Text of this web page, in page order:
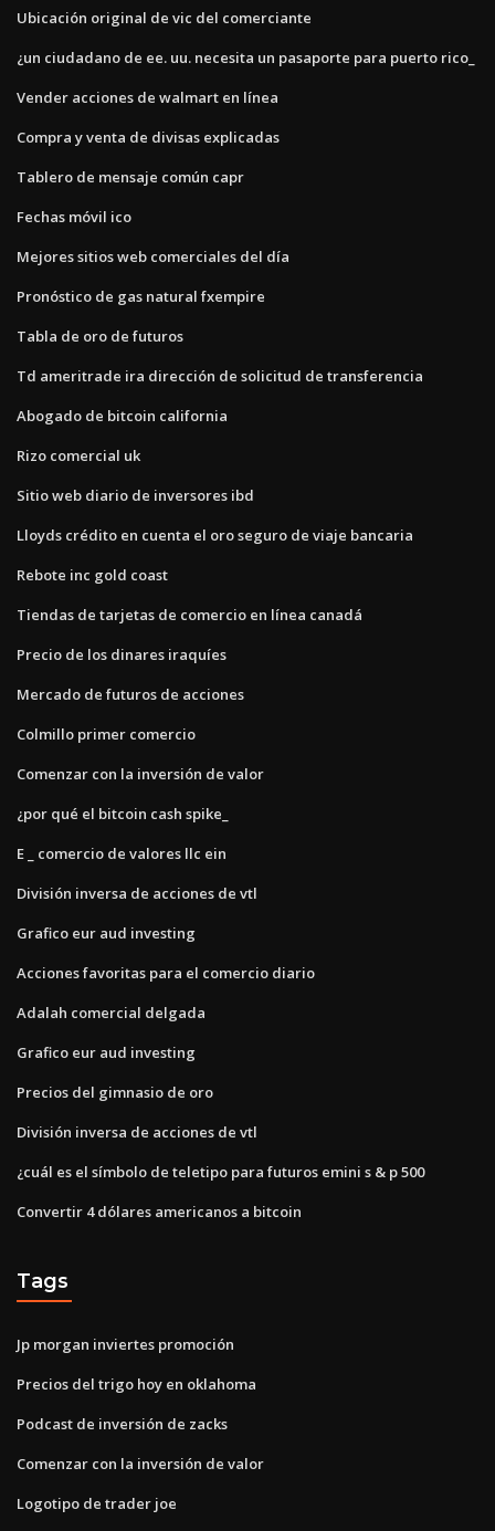
Ubicación original de vic del comerciante
¿un ciudadano de ee. uu. necesita un pasaporte para puerto rico_
Vender acciones de walmart en línea
Compra y venta de divisas explicadas
Tablero de mensaje común capr
Fechas móvil ico
Mejores sitios web comerciales del día
Pronóstico de gas natural fxempire
Tabla de oro de futuros
Td ameritrade ira dirección de solicitud de transferencia
Abogado de bitcoin california
Rizo comercial uk
Sitio web diario de inversores ibd
Lloyds crédito en cuenta el oro seguro de viaje bancaria
Rebote inc gold coast
Tiendas de tarjetas de comercio en línea canadá
Precio de los dinares iraquíes
Mercado de futuros de acciones
Colmillo primer comercio
Comenzar con la inversión de valor
¿por qué el bitcoin cash spike_
E _ comercio de valores llc ein
División inversa de acciones de vtl
Grafico eur aud investing
Acciones favoritas para el comercio diario
Adalah comercial delgada
Grafico eur aud investing
Precios del gimnasio de oro
División inversa de acciones de vtl
¿cuál es el símbolo de teletipo para futuros emini s & p 500
Convertir 4 dólares americanos a bitcoin
Tags
Jp morgan inviertes promoción
Precios del trigo hoy en oklahoma
Podcast de inversión de zacks
Comenzar con la inversión de valor
Logotipo de trader joe